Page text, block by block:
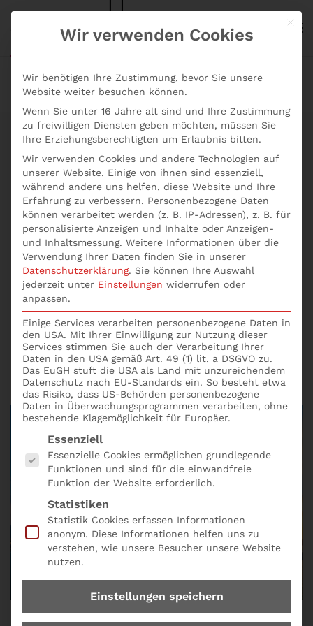
Skip to main content
S+P NEWS
Risiken erkennen
und minimieren –
Tipps für das
effektive
Risikomanagement
S+P Seminare Fortschritt in deiner Karriere
Mit
Wir verwenden Cookies
Wir benötigen Ihre Zustimmung, bevor Sie unsere
Website weiter besuchen können.
Wenn Sie unter 16 Jahre alt sind und Ihre Zustimmung
zu freiwilligen Diensten geben möchten, müssen Sie
Ihre Erziehungsberechtigten um Erlaubnis bitten.
Wir verwenden Cookies und andere Technologien auf
unserer Website. Einige von ihnen sind essenziell,
während andere uns helfen, diese Website und Ihre
Erfahrung zu verbessern. Personenbezogene Daten
können verarbeitet werden (z. B. IP-Adressen), z. B. für
personalisierte Anzeigen und Inhalte oder Anzeigen-
und Inhaltsmessung. Weitere Informationen über die
Verwendung Ihrer Daten finden Sie in unserer
Datenschutzerklärung. Sie können Ihre Auswahl
jederzeit unter Einstellungen widerrufen oder
anpassen.
Einige Services verarbeiten personenbezogene Daten in
den USA. Mit Ihrer Einwilligung zur Nutzung dieser
Services stimmen Sie auch der Verarbeitung Ihrer
Daten in den USA gemäß Art. 49 (1) lit. a DSGVO zu.
Das EuGH stuft die USA als Land mit unzureichendem
Datenschutz nach EU-Standards ein. So besteht etwa
das Risiko, dass US-Behörden personenbezogene
Daten in Überwachungsprogrammen verarbeiten, ohne
bestehende Klagemöglichkeit für Europäer.
Es folgt eine Liste der Service-Gruppen, für die
Essenziell
Essenzielle Cookies ermöglichen grundlegende
Funktionen und sind für die einwandfreie
Funktion der Website erforderlich.
Statistiken
Statistik Cookies erfassen Informationen
anonym. Diese Informationen helfen uns zu
verstehen, wie unsere Besucher unsere Website
nutzen.
Einstellungen speichern